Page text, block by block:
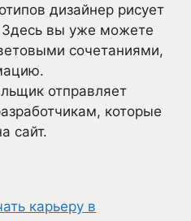
дизайнер рисует
Здесь вы уже можете
сочетаниями,
отправляет
которые
сайт.
карьеру в